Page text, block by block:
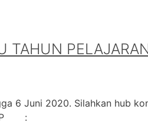
TAHUN
6 Juni 2020. Silahkan hub
HP :